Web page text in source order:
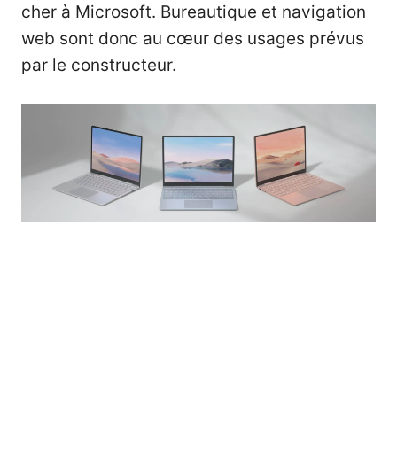
cher à Microsoft. Bureautique et navigation
web sont donc au cœur des usages prévus
par le constructeur.